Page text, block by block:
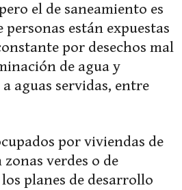
el de saneamiento es
están expuestas
por desechos mal
de agua y
aguas servidas, entre
por viviendas de
verdes o de
planes de desarrollo